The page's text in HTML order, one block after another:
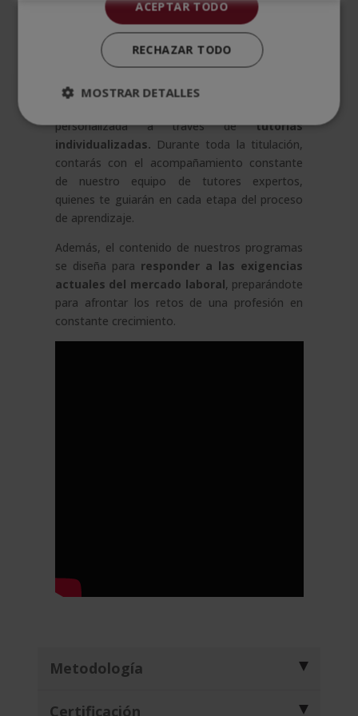
Nuestra modalidad 100% online
te ofrece la
flexibilidad necesaria para compaginar tus
estudios con tus responsabilidades personales
y profesionales. En Esneca, entendemos que
cada estudiante tiene necesidades únicas, por
personalizada a través detutorías
individualizadas. Durante toda la titulación,
contarás con el acompañamiento constante
de nuestro equipo de tutores expertos,
quienes te guiarán en cada etapa del proceso
de aprendizaje.
Además, el contenido de nuestros programas
se diseña para responder a las exigencias
actuales del mercado laboral, preparándote
para afrontar los retos de una profesión en
constante crecimiento.
Metodología
Certificación
ACEPTAR TODO
RECHAZAR TODO
MOSTRAR DETALLES